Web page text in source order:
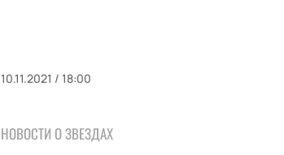
10.11.2021 / 18:00
НОВОСТИ О ЗВЕЗДАХ